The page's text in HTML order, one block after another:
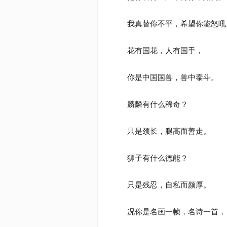
我真替你不平，希望你能怒
花有国花，人有国手，
你是中国国兽，兽中泰斗。
麟麟有什么稀奇？
只是颈长，腿高而善走。
狮子有什么德能？
只是残忍，自私而颜厚。
况你是名画一帧，名诗一首，